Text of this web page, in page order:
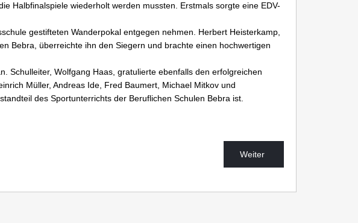
Halbfinalspiele wiederholt werden mussten. Erstmals sorgte eine EDV-
gestifteten Wanderpokal entgegen nehmen. Herbert Heisterkamp,
Bebra, überreichte ihn den Siegern und brachte einen hochwertigen
Schulleiter, Wolfgang Haas, gratulierte ebenfalls den erfolgreichen
Müller, Andreas Ide, Fred Baumert, Michael Mitkov und
des Sportunterrichts der Beruflichen Schulen Bebra ist.
Weiter